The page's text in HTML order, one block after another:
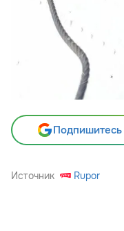
Подпишитесь
Источник Rupor